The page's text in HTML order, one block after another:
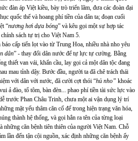
đàn áp Việt kiều, bày trò triển lãm, đưa các đoàn đại
quốc thể và hoang phí tiền của dân ta; đoạn cuối
“nương hơi dựa bóng” và kêu gọi một sự hợp tác
sách tự trị cho Việt Nam 5.
cấp tiến lọt vào từ Trung Hoa, nhiều nhà nho yêu
dân” - thay đổi dân nước để tự lực tự cường. Bằng
thiết van vái, khẩn cầu, lay gọi cả một dân tộc đang
mau tỉnh dậy. Bước đầu, người ta đã chê trách thái
với dân với nước, đã cười cợt thói “hủ nho” khoác
ả đào, tổ tôm, bàn đèn... phao phí tiền tài sức lực vào
trước Phan Châu Trinh, chưa một ai vận dụng lý trí
mặt yếu thâm căn cố đế trong hiện trạng văn hóa,
thành hệ thống, và gọi hẳn ra tên của từng loại
những căn bệnh tiên thiên của người Việt Nam. Chỗ
lần đến tận cội nguồn, xác định những căn bệnh ấy